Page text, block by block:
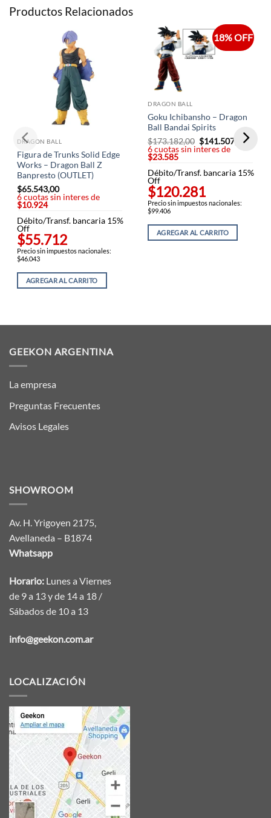
Productos Relacionados
DRAGON BALL
Figura de Trunks Solid Edge
Works – Dragon Ball Z
Banpresto (OUTLET)
$65.543,00
6 cuotas sin interes de
$10.924
Débito/Transf. bancaria 15%
Off
$55.712
Precio sin impuestos nacionales:
$46.043
AGREGAR AL CARRITO
18% OFF
DRAGON BALL
Goku Ichibansho – Dragon
Ball Bandai Spirits
$173.182,00 El
precio
$173.182,00.
$141.507,00El
6 cuotas sin interes de
$23.585
Débito/Transf. bancaria 15%
Off
$120.281
Precio sin impuestos nacionales:
$99.406
AGREGAR AL CARRITO
GEEKON ARGENTINA
La empresa
Preguntas Frecuentes
Avisos Legales
SHOWROOM
Av. H. Yrigoyen 2175,
Avellaneda – B1874
Whatsapp
Horario: Lunes a Viernes
de 9 a 13 y de 14 a 18 /
Sábados de 10 a 13
info@geekon.com.ar
LOCALIZACIÓN